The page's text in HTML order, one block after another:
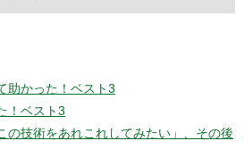
助かった！ベスト3
！ベスト3
の技術をあれこれしてみたい」、その後